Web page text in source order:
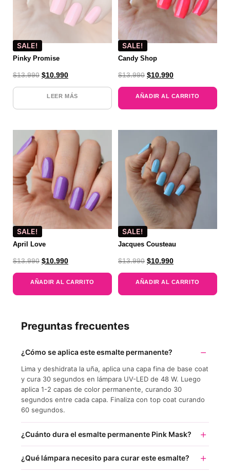
SALE!
Pinky Promise
$13.990 $10.990
LEER MÁS
SALE!
Candy Shop
$13.990 $10.990
AÑADIR AL CARRITO
SALE!
April Love
$13.990 $10.990
AÑADIR AL CARRITO
SALE!
Jacques Cousteau
$13.990 $10.990
AÑADIR AL CARRITO
Preguntas frecuentes
¿Cómo se aplica este esmalte permanente?
Lima y deshidrata la uña, aplica una capa fina de base coat
y cura 30 segundos en lámpara UV-LED de 48 W. Luego
aplica 1-2 capas de color permanente, curando 30
segundos entre cada capa. Finaliza con top coat curando
60 segundos.
¿Cuánto dura el esmalte permanente Pink Mask?
¿Qué lámpara necesito para curar este esmalte?